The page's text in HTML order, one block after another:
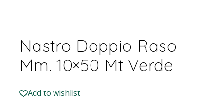
Nastro Doppio Raso
Mm. 10×50 Mt Verde
Add to wishlist